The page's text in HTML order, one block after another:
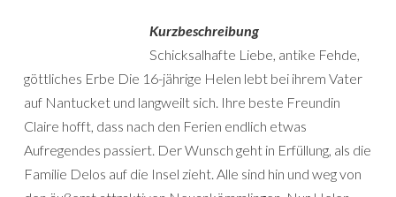
Kurzbeschreibung
Schicksalhafte Liebe, antike Fehde,
göttliches Erbe Die 16-jährige Helen lebt bei ihrem Vater
auf Nantucket und langweilt sich. Ihre beste Freundin
Claire hofft, dass nach den Ferien endlich etwas
Aufregendes passiert. Der Wunsch geht in Erfüllung, als die
Familie Delos auf die Insel zieht. Alle sind hin und weg von